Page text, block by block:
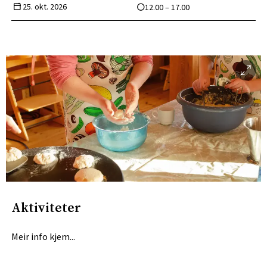
25. okt. 2026
12.00 – 17.00
Aktiviteter
Meir info kjem...